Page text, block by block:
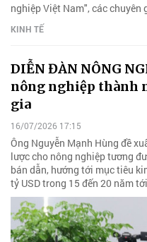
nghiệp Việt Nam", các chuyên
nghị nhằm mở rộng không
KINH TẾ
DIỄN ĐÀN NÔNG
nông nghiệp thành
gia
16/07/2026 17:15
Ông Nguyễn Mạnh Hùng đề
lược cho nông nghiệp tương
bán dẫn, hướng tới mục tiêu
tỷ USD trong 15 đến 20 năm